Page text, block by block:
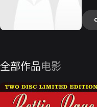
全部作品电影